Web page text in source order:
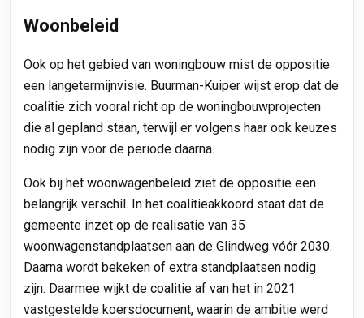
Woonbeleid
Ook op het gebied van woningbouw mist de oppositie
een langetermijnvisie. Buurman-Kuiper wijst erop dat de
coalitie zich vooral richt op de woningbouwprojecten
die al gepland staan, terwijl er volgens haar ook keuzes
nodig zijn voor de periode daarna.
Ook bij het woonwagenbeleid ziet de oppositie een
belangrijk verschil. In het coalitieakkoord staat dat de
gemeente inzet op de realisatie van 35
woonwagenstandplaatsen aan de Glindweg vóór 2030.
Daarna wordt bekeken of extra standplaatsen nodig
zijn. Daarmee wijkt de coalitie af van het in 2021
vastgestelde koersdocument, waarin de ambitie werd